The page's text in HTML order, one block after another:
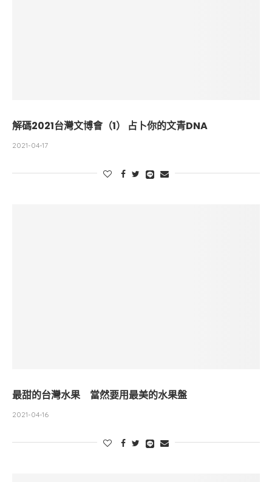
解碼2021台灣文博會（1） 占卜你的文青DNA
2021-04-17
最甜的台灣水果 當然要用最美的水果盤
2021-04-16